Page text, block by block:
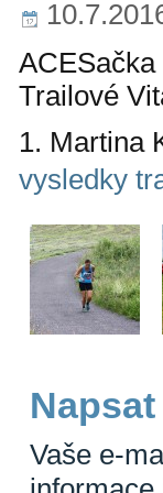
Trailové
1. Martina
vysledky
Vaše e-